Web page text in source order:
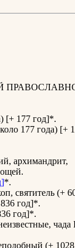
[+ 177 год]*.
177 года) [+
архимандрит,
*.
святитель (+
год]*.
год]*.
чада
(+ 1028